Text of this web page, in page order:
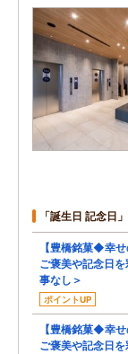
「誕生日 記念日
【豊橋銘菓◆幸
ご褒美や記念日
事なし＞
ポイントUP
【豊橋銘菓◆幸
ご褒美や記念日